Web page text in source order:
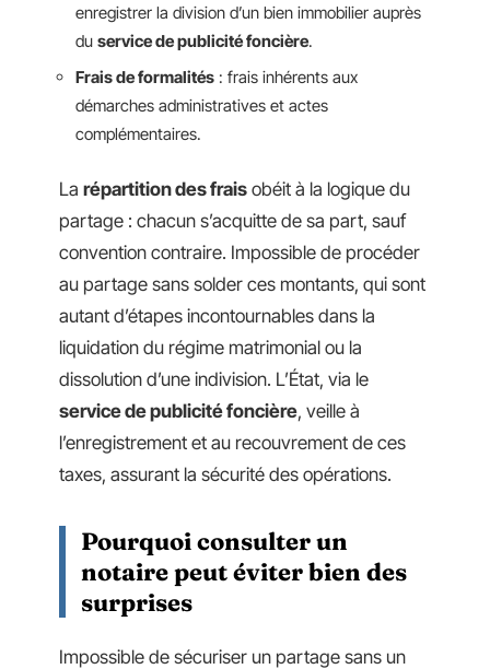
enregistrer la division d’un bien immobilier auprès
du service de publicité foncière.
Frais de formalités : frais inhérents aux
démarches administratives et actes
complémentaires.
La répartition des frais obéit à la logique du
partage : chacun s’acquitte de sa part, sauf
convention contraire. Impossible de procéder
au partage sans solder ces montants, qui sont
autant d’étapes incontournables dans la
liquidation du régime matrimonial ou la
dissolution d’une indivision. L’État, via le
service de publicité foncière, veille à
l’enregistrement et au recouvrement de ces
taxes, assurant la sécurité des opérations.
Pourquoi consulter un
notaire peut éviter bien des
surprises
Impossible de sécuriser un partage sans un